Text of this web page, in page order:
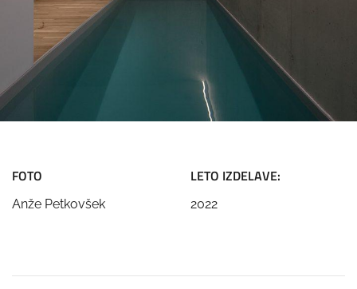
FOTO
Anže Petkovšek
LETO IZDELAVE:
2022